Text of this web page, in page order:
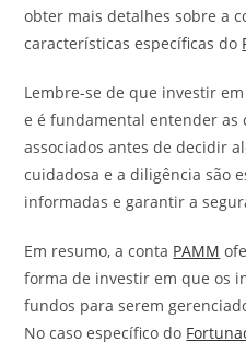
obter mais detalhes sobre a
características específicas do
Lembre-se de que investir
e é fundamental entender as
associados antes de decidir
cuidadosa e a diligência são
informadas e garantir a
Em resumo, a conta PAMM
forma de investir em que os
fundos para serem
No caso específico do